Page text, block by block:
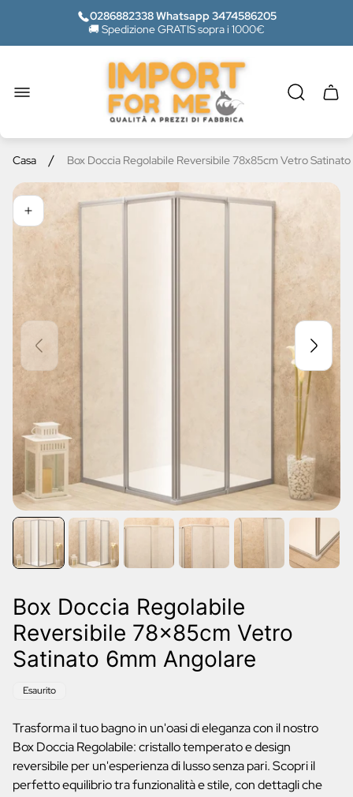
0286882338 Whatsapp 3474586205
🚚 Spedizione GRATIS sopra i 1000€
Logo
del
negozio"
Casa / Box Doccia Regolabile Reversibile 78x85cm Vetro
Box Doccia Regolabile
Reversibile 78x85cm Vetro
Satinato 6mm Angolare
Etichetta
Esaurito
Trasforma il tuo bagno in un'oasi di eleganza con il nostro
Box Doccia Regolabile: cristallo temperato e design
reversibile per un'esperienza di lusso senza pari. Scopri il
perfetto equilibrio tra funzionalità e stile, con dettagli che